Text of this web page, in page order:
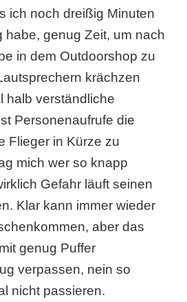
ich noch dreißig Minuten
habe, genug Zeit, um nach
in dem Outdoorshop zu
krächzen
halb verständliche
Personenaufrufe die
Flieger in Kürze zu
mich wer so knapp
Gefahr läuft seinen
Klar kann immer wieder
aber das
genug Puffer
verpassen, nein so
nicht passieren.